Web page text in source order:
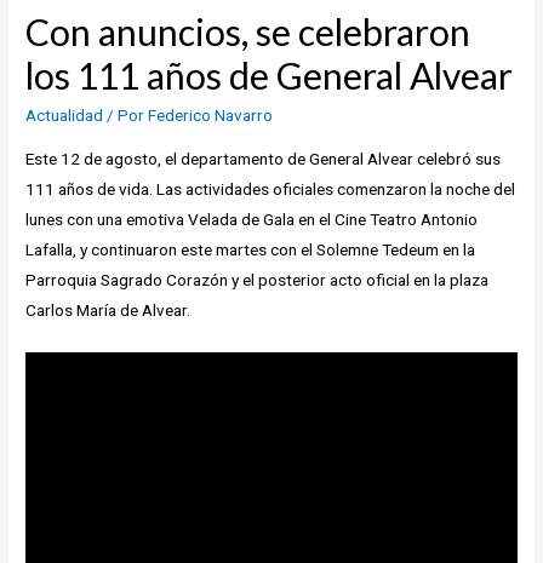
Con anuncios, se celebraron
los 111 años de General Alvear
Actualidad / PorFederico Navarro
Este 12 de agosto, el departamento de General Alvear celebró sus
111 años de vida. Las actividades oficiales comenzaron la noche del
lunes con una emotiva Velada de Gala en el Cine Teatro Antonio
Lafalla, y continuaron este martes con el Solemne Tedeum en la
Parroquia Sagrado Corazón y el posterior acto oficial en la plaza
Carlos María de Alvear.